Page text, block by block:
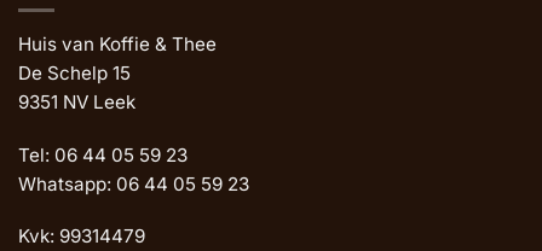
Huis van Koffie & Thee
De Schelp 15
9351 NV Leek
Tel: 06 44 05 59 23
Whatsapp: 06 44 05 59 23
Kvk: 99314479